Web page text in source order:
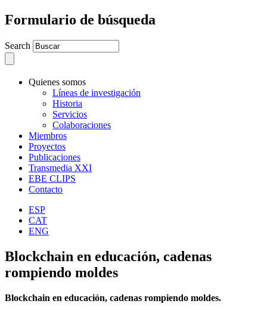
Formulario de búsqueda
Search
Quienes somos
Líneas de investigación
Historia
Servicios
Colaboraciones
Miembros
Proyectos
Publicaciones
Transmedia XXI
EBE CLIPS
Contacto
ESP
CAT
ENG
Blockchain en educación, cadenas
rompiendo moldes
Blockchain en educación, cadenas rompiendo moldes.